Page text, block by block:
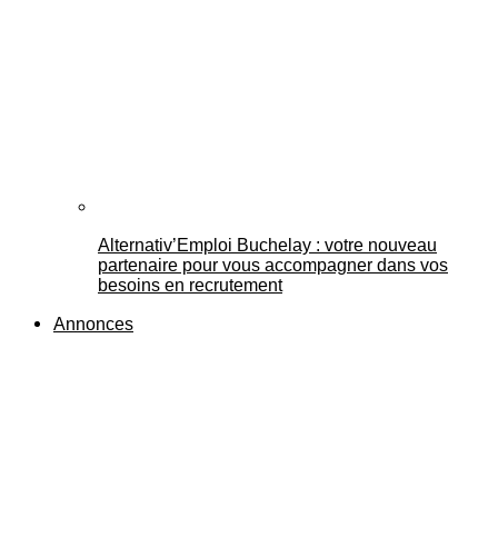
Alternativ’Emploi Buchelay : votre nouveau
partenaire pour vous accompagner dans vos
besoins en recrutement
Annonces